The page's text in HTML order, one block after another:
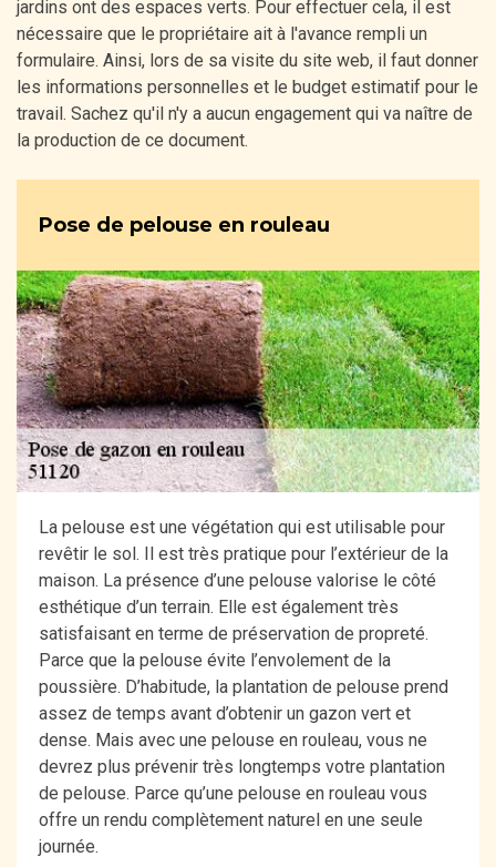
jardins ont des espaces verts. Pour effectuer cela, il est
nécessaire que le propriétaire ait à l'avance rempli un
formulaire. Ainsi, lors de sa visite du site web, il faut donner
les informations personnelles et le budget estimatif pour le
travail. Sachez qu'il n'y a aucun engagement qui va naître de
la production de ce document.
Pose de pelouse en rouleau
La pelouse est une végétation qui est utilisable pour
revêtir le sol. Il est très pratique pour l’extérieur de la
maison. La présence d’une pelouse valorise le côté
esthétique d’un terrain. Elle est également très
satisfaisant en terme de préservation de propreté.
Parce que la pelouse évite l’envolement de la
poussière. D’habitude, la plantation de pelouse prend
assez de temps avant d’obtenir un gazon vert et
dense. Mais avec une pelouse en rouleau, vous ne
devrez plus prévenir très longtemps votre plantation
de pelouse. Parce qu’une pelouse en rouleau vous
offre un rendu complètement naturel en une seule
journée.